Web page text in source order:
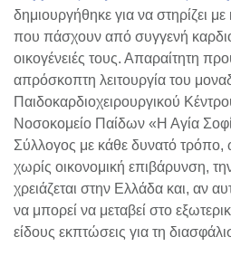
δημιουργήθηκε για να στηρίζει
που πάσχουν από συγγενή
οικογένειές τους. Απαραίτητη
απρόσκοπτη λειτουργία του
Παιδοκαρδιοχειρουργικού
Νοσοκομείο Παίδων «Η Αγία
Σύλλογος με κάθε δυνατό τρόπο,
χωρίς οικονομική επιβάρυνση,
χρειάζεται στην Ελλάδα και, αν
να μπορεί να μεταβεί στο
είδους εκπτώσεις για τη